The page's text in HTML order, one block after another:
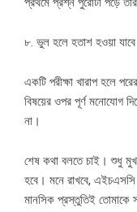
৮. ভুল হলে হতাশ হওয়া যাবে
একটি পরীক্ষা খারাপ হলে
বিষয়ের ওপর পূর্ণ মনোযোগ
না।
শেষ কথা বলতে চাই। শুধু
হবে। মনে রাখবে,
মানসিক প্রস্তুতিই তোমাকে